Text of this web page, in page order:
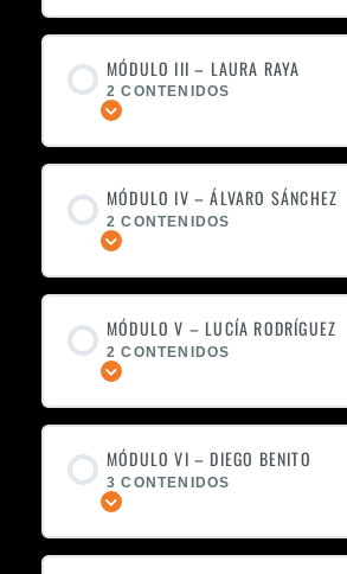
MÓDULO III – LAURA RAYA
2 CONTENIDOS
MÓDULO IV – ÁLVARO SÁNCHEZ
2 CONTENIDOS
MÓDULO V – LUCÍA RODRÍGUEZ
2 CONTENIDOS
MÓDULO VI – DIEGO BENITO
3 CONTENIDOS